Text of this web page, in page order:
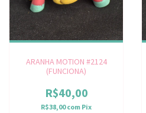
ARANHA MOTION #2124
(FUNCIONA)
R$40,00
R$38,00com Pix